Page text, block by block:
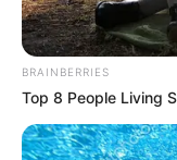
BRAINBERRIES
Top 8 People Living